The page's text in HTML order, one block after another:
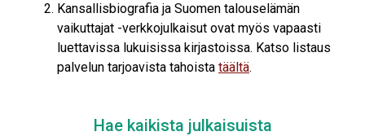
Kansallisbiografia ja Suomen talouselämän
vaikuttajat -verkkojulkaisut ovat myös vapaasti
luettavissa lukuisissa kirjastoissa. Katso listaus
palvelun tarjoavista tahoista täältä.
Hae kaikista julkaisuista